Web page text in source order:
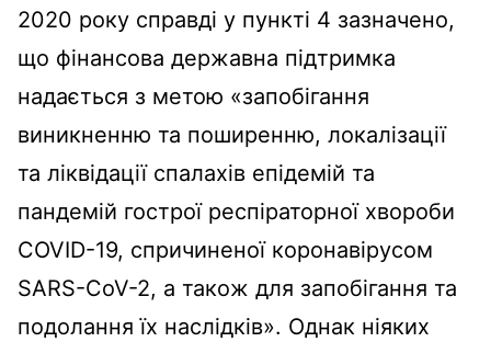
2020 року справді у пункті 4 зазначено,
що фінансова державна підтримка
надається з метою «запобігання
виникненню та поширенню, локалізації
та ліквідації спалахів епідемій та
пандемій гострої респіраторної хвороби
COVID-19, спричиненої коронавірусом
SARS-CoV-2, а також для запобігання та
подолання їх наслідків». Однак ніяких